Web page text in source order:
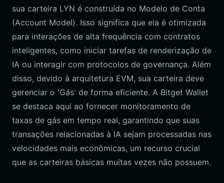
sua carteira LYN é construída no Modelo de Conta
(Account Model). Isso significa que ela é otimizada
para interações de alta frequência com contratos
inteligentes, como iniciar tarefas de renderização de
IA ou interagir com protocolos de governança. Além
disso, devido à arquitetura EVM, sua carteira deve
gerenciar o 'Gás' de forma eficiente. A Bitget Wallet
se destaca aqui ao fornecer monitoramento de
taxas de gás em tempo real, garantindo que suas
transações relacionadas à IA sejam processadas nas
velocidades mais econômicas, um recurso crucial
que as carteiras básicas muitas vezes não possuem.